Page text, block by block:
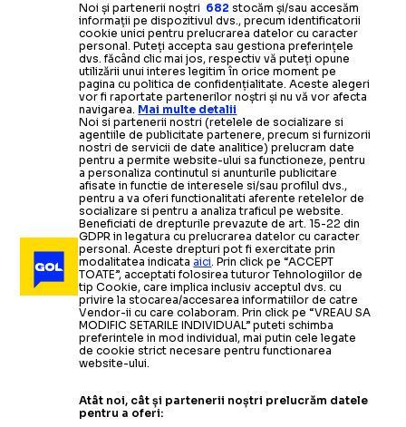
Noi și partenerii noștri 682 stocăm și/sau accesăm
informații pe dispozitivul dvs., precum identificatorii
cookie unici pentru prelucrarea datelor cu caracter
personal. Puteți accepta sau gestiona preferințele
dvs. făcând clic mai jos, respectiv vă puteți opune
utilizării unui interes legitim în orice moment pe
pagina cu politica de confidențialitate. Aceste alegeri
vor fi raportate partenerilor noștri și nu vă vor afecta
navigarea. Mai multe detalii
Noi si partenerii nostri (retelele de socializare si
agentiile de publicitate partenere, precum si furnizorii
nostri de servicii de date analitice) prelucram date
pentru a permite website-ului sa functioneze, pentru
a personaliza continutul si anunturile publicitare
afisate in functie de interesele si/sau profilul dvs.,
pentru a va oferi functionalitati aferente retelelor de
socializare si pentru a analiza traficul pe website.
Beneficiati de drepturile prevazute de art. 15-22 din
GDPR in legatura cu prelucrarea datelor cu caracter
personal. Aceste drepturi pot fi exercitate prin
modalitatea indicataaici. Prin click pe “ACCEPT
TOATE”, acceptati folosirea tuturor Tehnologiilor de
tip Cookie, care implica inclusiv acceptul dvs. cu
privire la stocarea/accesarea informatiilor de catre
Vendor-ii cu care colaboram. Prin click pe “VREAU SA
MODIFIC SETARILE INDIVIDUAL” puteti schimba
preferintele in mod individual, mai putin cele legate
de cookie strict necesare pentru functionarea
website-ului.
Atât noi, cât și partenerii noștri prelucrăm datele
pentru a oferi: